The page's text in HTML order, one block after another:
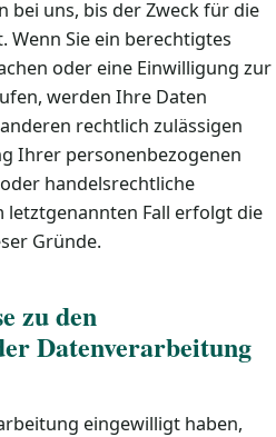
bei uns, bis der Zweck für die
Sie ein berechtigtes
oder eine Einwilligung zur
werden Ihre Daten
rechtlich zulässigen
Ihrer personenbezogenen
handelsrechtliche
Fall erfolgt die
Gründe.
zu den
Datenverarbeitung
eingewilligt haben,